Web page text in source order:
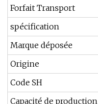
Forfait Transport
spécification
Marque déposée
Origine
Code SH
Capacité de production